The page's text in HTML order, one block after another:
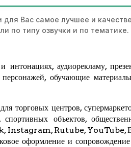
Вас самое лучшее и
по типу озвучки и по тематике.
интонациях, аудиорекламу,
обучающие
торговых центров,
объектов,
, Instagram,Rutube,YouTube,
оформление и